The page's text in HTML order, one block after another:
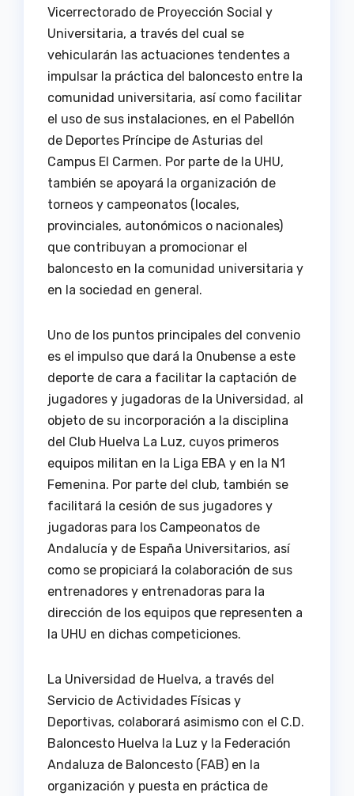
Vicerrectorado de Proyección Social y
Universitaria, a través del cual se
vehicularán las actuaciones tendentes a
impulsar la práctica del baloncesto entre la
comunidad universitaria, así como facilitar
el uso de sus instalaciones, en el Pabellón
de Deportes Príncipe de Asturias del
Campus El Carmen. Por parte de la UHU,
también se apoyará la organización de
torneos y campeonatos (locales,
provinciales, autonómicos o nacionales)
que contribuyan a promocionar el
baloncesto en la comunidad universitaria y
en la sociedad en general.
Uno de los puntos principales del convenio
es el impulso que dará la Onubense a este
deporte de cara a facilitar la captación de
jugadores y jugadoras de la Universidad, al
objeto de su incorporación a la disciplina
del Club Huelva La Luz, cuyos primeros
equipos militan en la Liga EBA y en la N1
Femenina. Por parte del club, también se
facilitará la cesión de sus jugadores y
jugadoras para los Campeonatos de
Andalucía y de España Universitarios, así
como se propiciará la colaboración de sus
entrenadores y entrenadoras para la
dirección de los equipos que representen a
la UHU en dichas competiciones.
La Universidad de Huelva, a través del
Servicio de Actividades Físicas y
Deportivas, colaborará asimismo con el C.D.
Baloncesto Huelva la Luz y la Federación
Andaluza de Baloncesto (FAB) en la
organización y puesta en práctica de